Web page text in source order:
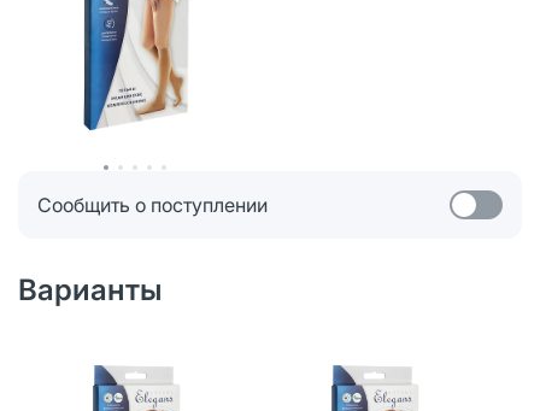
Сообщить о поступлении
Варианты